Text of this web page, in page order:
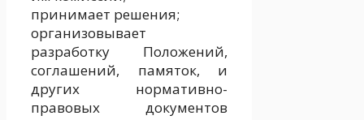
принимает решения;
организовывает
разработку Положений,
соглашений, памяток, и
других нормативно-
правовых документов